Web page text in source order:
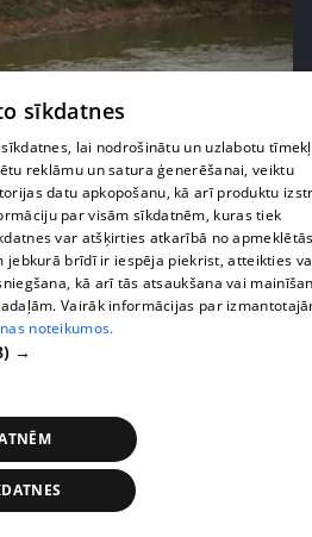
00:04:41
sānslīdēm ar unikālu
sīkdatnes
lai nodrošinātu un uzlabotu
reklāmu un satura ģenerēšanai, veiktu
datu apkopošanu, kā arī produktu
par visām sīkdatnēm, kuras tiek
var atšķirties atkarībā no
jebkurā brīdī ir iespēja piekrist, atteikties
kā arī tās atsaukšana vai
Vairāk informācijas par
noteikumos.
→